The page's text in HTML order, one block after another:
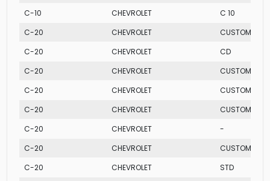
C-10 CHEVROLET
C 10
C-20
CHEVROLET
CUSTOM LUXE
C-20
CHEVROLET
CD
C-20
CHEVROLET
CUSTOM DE
C-20
CHEVROLET
CUSTOM S
C-20
CHEVROLET
CUSTOM
C-20
CHEVROLET
-
C-20
CHEVROLET
CUSTOM S 4.1
C-20
CHEVROLET
STD